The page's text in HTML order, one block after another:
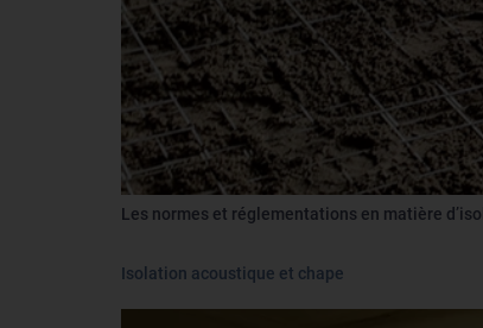
Les normes et réglementations en matière
Isolation acoustique et chape